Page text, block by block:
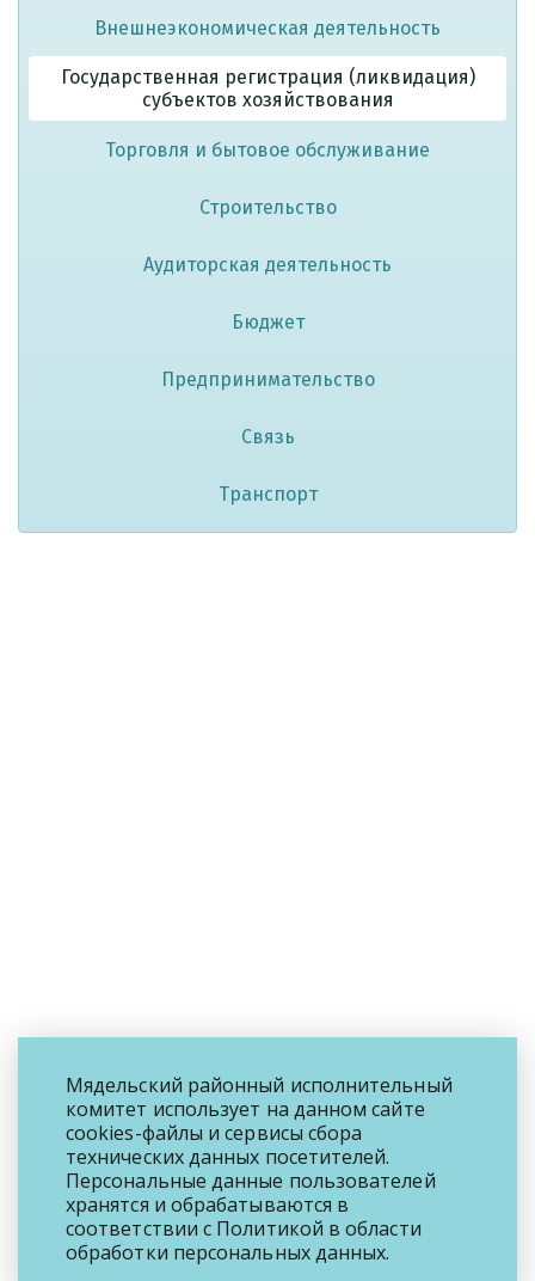
Внешнеэкономическая деятельность
Государственная регистрация (ликвидация)
субъектов хозяйствования
Торговля и бытовое обслуживание
Строительство
Аудиторская деятельность
Бюджет
Предпринимательство
Связь
Транспорт
Мядельский районный исполнительный
комитет использует на данном сайте
cookies-файлы и сервисы сбора
технических данных посетителей.
Персональные данные пользователей
хранятся и обрабатываются в
соответствии с Политикой в области
обработки персональных данных.